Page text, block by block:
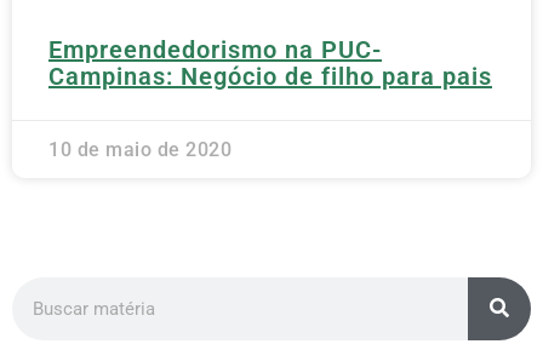
Empreendedorismo na PUC-
Campinas: Negócio de filho para pais
10 de maio de 2020